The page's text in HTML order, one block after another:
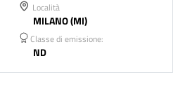
Località
MILANO (MI)
Classe di emissione:
ND